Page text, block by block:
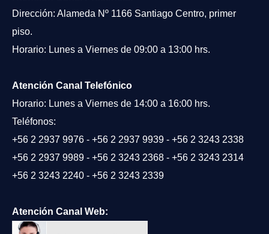
Dirección: Alameda Nº 1166 Santiago Centro, primer
piso.
Horario: Lunes a Viernes de 09:00 a 13:00 hrs.
Atención Canal Telefónico
Horario: Lunes a Viernes de 14:00 a 16:00 hrs.
Teléfonos:
+56 2 2937 9976 - +56 2 2937 9939 - +56 2 3243 2338
+56 2 2937 9989 - +56 2 3243 2368 - +56 2 3243 2314
+56 2 3243 2240 - +56 2 3243 2339
Atención Canal Web: